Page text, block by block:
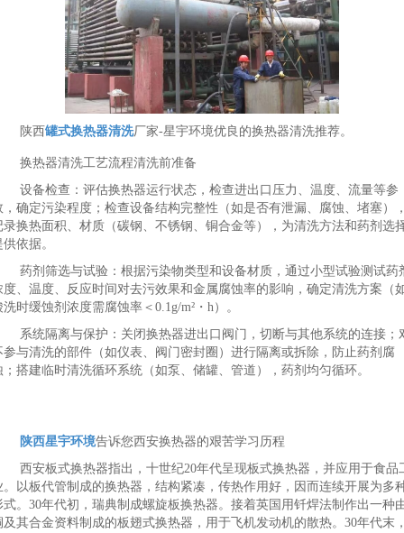
陕西罐式换热器清洗厂家-星宇环境优良的换热器清洗推荐。
换热器清洗工艺流程清洗前准备
设备检查：评估换热器运行状态，检查进出口压力、温度、流量等参
，确定污染程度；检查设备结构完整性（如是否有泄漏、腐蚀、堵塞）
录换热面积、材质（碳钢、不锈钢、铜合金等），为清洗方法和药剂选
依据。
药剂筛选与试验：根据污染物类型和设备材质，通过小型试验测试药
度、温度、反应时间对去污效果和金属腐蚀率的影响，确定清洗方案（
洗时缓蚀剂浓度需腐蚀率＜0.1g/m²・h）。
系统隔离与保护：关闭换热器进出口阀门，切断与其他系统的连接；
参与清洗的部件（如仪表、阀门密封圈）进行隔离或拆除，防止药剂腐
；搭建临时清洗循环系统（如泵、储罐、管道），药剂均匀循环。
陕西星宇环境告诉您西安换热器的艰苦学习历程
西安板式换热器指出，十世纪20年代呈现板式换热器，并应用于食品
。以板代管制成的换热器，结构紧凑，传热作用好，因而连续开展为多
式。30年代初，瑞典制成螺旋板换热器。接着英国用钎焊法制作出一种
及其合金资料制成的板翅式换热器，用于飞机发动机的散热。30年代末